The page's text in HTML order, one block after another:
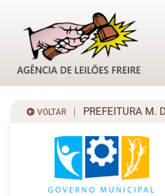
VOLTAR PREFEITURA M.